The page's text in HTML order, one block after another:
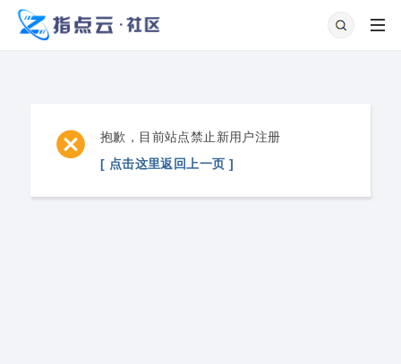
抱歉，目前站点禁止新用户注册
[ 点击这里返回上一页 ]